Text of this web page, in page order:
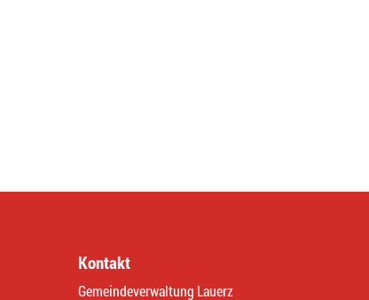
Kontakt
Gemeindeverwaltung Lauerz